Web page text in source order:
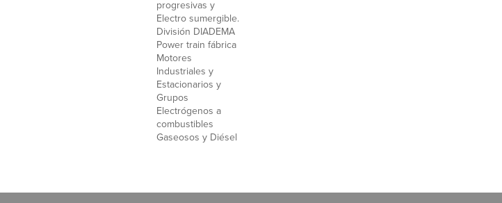
progresivas y
Electro sumergible.
División DIADEMA
Power train fábrica
Motores
Industriales y
Estacionarios y
Grupos
Electrógenos a
combustibles
Gaseosos y Diésel